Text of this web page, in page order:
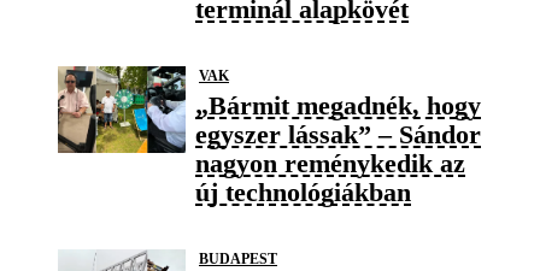
terminál alapkövét
VAK
„Bármit megadnék, hogy
egyszer lássak” – Sándor
nagyon reménykedik az
új technológiákban
BUDAPEST